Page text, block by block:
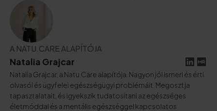
A NATU.CARE ALAPÍTÓJA
Natalia Grajcar
Natalia Grajcar, a Natu.Care alapítója. Nagyon jól ismeri és érti
olvasói és ügyfelei egészségügyi problémáit. Megosztja
tapasztalatait, és igyekszik tudatosítani az egészséges
életmóddal és a mentális egészséggel kapcsolatos